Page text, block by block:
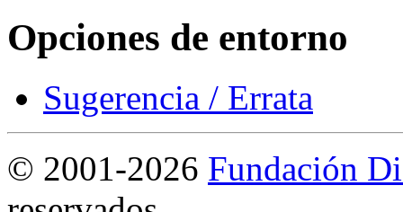
Opciones de entorno
Sugerencia / Errata
© 2001-2026 Fundación